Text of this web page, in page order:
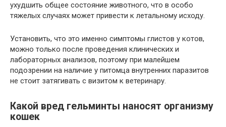
ухудшить общее состояние животного, что в особо
тяжелых случаях может привести к летальному исходу.
Установить, что это именно симптомы глистов у котов,
можно только после проведения клинических и
лабораторных анализов, поэтому при малейшем
подозрении на наличие у питомца внутренних паразитов
не стоит затягивать с визитом к ветеринару.
Какой вред гельминты наносят организму
кошек